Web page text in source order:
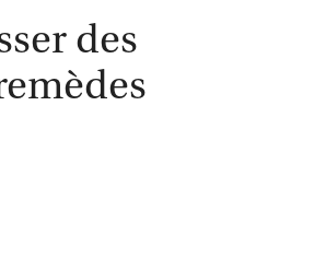
des